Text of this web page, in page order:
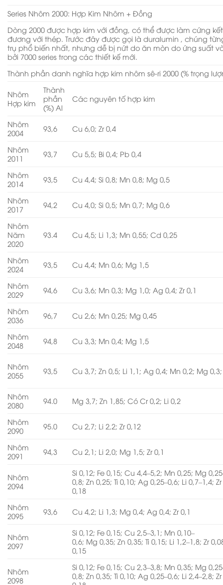
Series Nhôm 2000: Hợp Kim Nhôm + Đồng
Dòng 2000 được hợp kim với đồng, có thể được làm cứng
đương với thép. Trước đây được gọi là duralumin , chúng
trụ phổ biến nhất, nhưng dễ bị nứt do ăn mòn do ứng suất
bởi 7000 series trong các thiết kế mới.
Thành phần danh nghĩa hợp kim nhôm sê-ri 2000 (% trọng
Nhôm
Hợp kim
Thành
phần
(%) Al
Các nguyên tố hợp kim
Nhôm
2004
93,6 Cu 6,0; Zr 0,4
Nhôm
2011
93,7 Cu 5,5; Bi 0,4; Pb 0,4
Nhôm
2014
93,5 Cu 4,4; Si 0,8; Mn 0,8; Mg 0,5
Nhôm
2017
94,2 Cu 4,0; Si 0,5; Mn 0,7; Mg 0,6
Nhôm
Năm
2020
93.4 Cu 4,5; Li 1,3; Mn 0,55; Cd 0,25
Nhôm
2024
93,5 Cu 4,4; Mn 0,6; Mg 1,5
Nhôm
2029
94,6 Cu 3,6; Mn 0,3; Mg 1,0; Ag 0,4; Zr 0,1
Nhôm
2036
96,7 Cu 2,6; Mn 0,25; Mg 0,45
Nhôm
2048
94,8 Cu 3,3; Mn 0,4; Mg 1,5
Nhôm
2055
93,5 Cu 3,7; Zn 0,5; Li 1,1; Ag 0,4; Mn 0,2; Mg 0,3;
Nhôm
2080
94.0 Mg 3,7; Zn 1,85; Có Cr 0,2; Li 0,2
Nhôm
2090
95.0 Cu 2,7; Li 2,2; Zr 0,12
Nhôm
2091
94,3 Cu 2,1; Li 2,0; Mg 1,5; Zr 0,1
Nhôm
2094
Si 0,12; Fe 0,15; Cu 4,4–5,2; Mn 0,25; Mg
0,8; Zn 0,25; Ti 0,10; Ag 0,25–0,6; Li 0,7–1,4;
0,18
Nhôm
2095
93,6 Cu 4,2; Li 1,3; Mg 0,4; Ag 0,4; Zr 0,1
Nhôm
2097
Si 0,12; Fe 0,15; Cu 2,5–3,1; Mn 0,10–
0,6; Mg 0,35; Zn 0,35; Ti 0,15; Li 1,2–1,8; Zr
0,15
Nhôm
2098
Si 0,12; Fe 0,15; Cu 2,3–3,8; Mn 0,35; Mg
0,8; Zn 0,35; Ti 0,10; Ag 0,25–0,6; Li 2,4–2,8;